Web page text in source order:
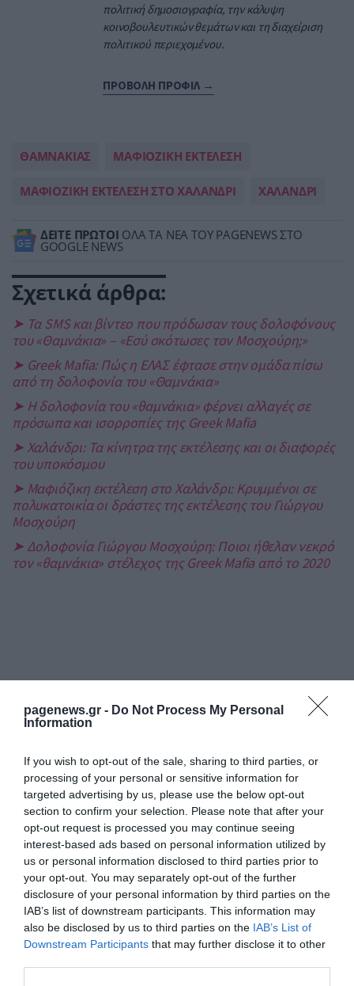
pagenews.gr - Do Not Process My Personal
Information
If you wish to opt-out of the sale, sharing to third parties, or
processing of your personal or sensitive information for
targeted advertising by us, please use the below opt-out
section to confirm your selection. Please note that after your
opt-out request is processed you may continue seeing
interest-based ads based on personal information utilized by
us or personal information disclosed to third parties prior to
your opt-out. You may separately opt-out of the further
disclosure of your personal information by third parties on the
IAB’s list of downstream participants. This information may
also be disclosed by us to third parties on the IAB’s List of
Downstream Participants that may further disclose it to other
πολιτική δημοσιογραφία, την κάλυψη
κοινοβουλευτικών θεμάτων και τη διαχείριση
πολιτικού περιεχομένου.
ΠΡΟΒΟΛΗ ΠΡΟΦΙΛ →
ΘΑΜΝΑΚΙΑΣ ΜΑΦΙΟΖΙΚΗ ΕΚΤΕΛΕΣΗ
ΜΑΦΙΟΖΙΚΗ ΕΚΤΕΛΕΣΗ ΣΤΟ ΧΑΛΑΝΔΡΙ ΧΑΛΑΝΔΡΙ
ΔΕΙΤΕ ΠΡΩΤΟΙ ΟΛΑ ΤΑ ΝΕΑ ΤΟΥ PAGENEWS ΣΤΟ
GOOGLE NEWS
Σχετικά άρθρα:
➤ Τα SMS και βίντεο που πρόδωσαν τους δολοφόνους
του «Θαμνάκια» – «Εσύ σκότωσες τον Μοσχούρη;»
➤ Greek Mafia: Πώς η ΕΛΑΣ έφτασε στην ομάδα πίσω
από τη δολοφονία του «Θαμνάκια»
➤ Η δολοφονία του «θαμνάκια» φέρνει αλλαγές σε
πρόσωπα και ισορροπίες της Greek Mafia
➤ Χαλάνδρι: Τα κίνητρα της εκτέλεσης και οι διαφορές
του υποκόσμου
➤ Μαφιόζικη εκτέλεση στο Χαλάνδρι: Κρυμμένοι σε
πολυκατοικία οι δράστες της εκτέλεσης του Γιώργου
Μοσχούρη
➤ Δολοφονία Γιώργου Μοσχούρη: Ποιοι ήθελαν νεκρό
τον «θαμνάκια» στέλεχος της Greek Mafia από το 2020
ΡΟΗ ΕΙΔΗΣΕΩΝ
Πυρκαγιές: Red Code αύριο σε Αττική και
άλλες 5 περιοχές – Σε επιφυλακή ο
κρατικός μηχανισμός
ΙΩΑΝΝΑ ΠΥΛΟΥΔΗ
08.08.2026 | 16:57
την Κυψέλη ανήκει η σορός–Από πτώση ο